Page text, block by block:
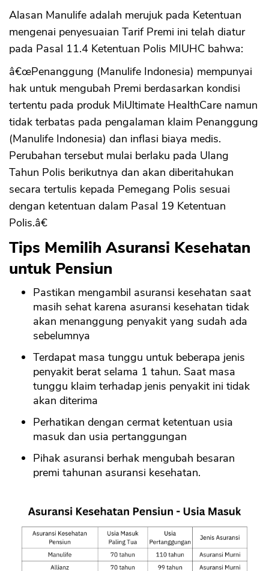
Alasan Manulife adalah merujuk pada Ketentuan
mengenai penyesuaian Tarif Premi ini telah diatur
pada Pasal 11.4 Ketentuan Polis MIUHC bahwa:
â€œPenanggung (Manulife Indonesia) mempunyai
hak untuk mengubah Premi berdasarkan kondisi
tertentu pada produk MiUltimate HealthCare namun
tidak terbatas pada pengalaman klaim Penanggung
(Manulife Indonesia) dan inflasi biaya medis.
Perubahan tersebut mulai berlaku pada Ulang
Tahun Polis berikutnya dan akan diberitahukan
secara tertulis kepada Pemegang Polis sesuai
dengan ketentuan dalam Pasal 19 Ketentuan
Polis.â€
Tips Memilih Asuransi Kesehatan
untuk Pensiun
Pastikan mengambil asuransi kesehatan saat
masih sehat karena asuransi kesehatan tidak
akan menanggung penyakit yang sudah ada
sebelumnya
Terdapat masa tunggu untuk beberapa jenis
penyakit berat selama 1 tahun. Saat masa
tunggu klaim terhadap jenis penyakit ini tidak
akan diterima
Perhatikan dengan cermat ketentuan usia
masuk dan usia pertanggungan
Pihak asuransi berhak mengubah besaran
premi tahunan asuransi kesehatan.